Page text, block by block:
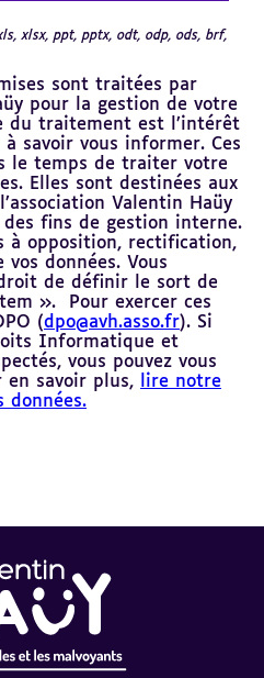
xlsx, ppt, pptx, odt, odp, ods, brf,
sont traitées par
pour la gestion de votre
du traitement est l’intérêt
à savoir vous informer. Ces
le temps de traiter votre
Elles sont destinées aux
Valentin Haüy
fins de gestion interne.
à opposition, rectification,
données. Vous
de définir le sort de
». Pour exercer ces
(dpo@avh.asso.fr). Si
Informatique et
vous pouvez vous
en savoir plus,
lire notre
données.